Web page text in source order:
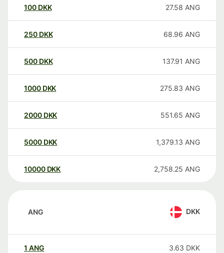
100 DKK 27.58 ANG
250 DKK 68.96 ANG
500 DKK 137.91 ANG
1000 DKK 275.83 ANG
2000 DKK 551.65 ANG
5000 DKK 1,379.13 ANG
10000 DKK 2,758.25 ANG
ANG DKK
1 ANG 3.63 DKK